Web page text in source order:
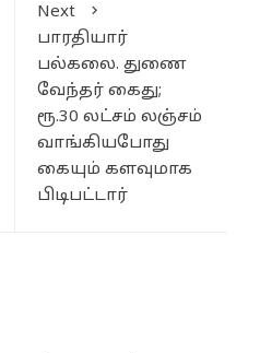
Next
பாரதியார்
பல்கலை. துணை
வேந்தர் கைது;
ரூ.30 லட்சம் லஞ்சம்
வாங்கியபோது
கையும் களவுமாக
பிடிபட்டார்